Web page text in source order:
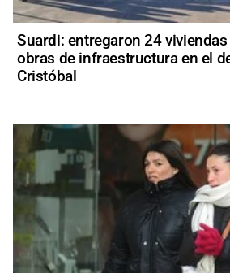
Suardi: entregaron 24
obras de infraestructura en el
Cristóbal